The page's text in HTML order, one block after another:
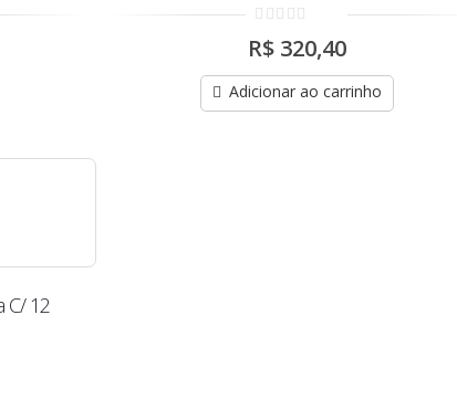
out
5
R$ 320,40
Adicionar ao carrinho
C/ 12